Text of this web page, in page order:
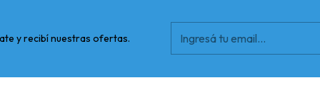
y recibí nuestras ofertas.